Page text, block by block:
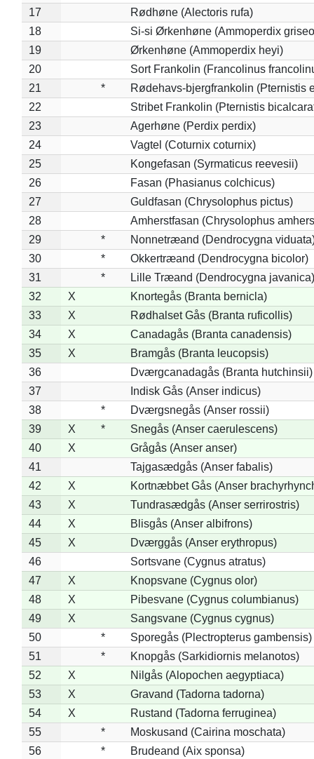
17
Rødhøne (Alectoris rufa)
18
Si-si Ørkenhøne (Ammoperdix
19
Ørkenhøne (Ammoperdix heyi)
20
Sort Frankolin (Francolinus
21
*
Rødehavs-bjergfrankolin (Pternistis
22
Stribet Frankolin (Pternistis
23
Agerhøne (Perdix perdix)
24
Vagtel (Coturnix coturnix)
25
Kongefasan (Syrmaticus reevesii)
26
Fasan (Phasianus colchicus)
27
Guldfasan (Chrysolophus pictus)
28
Amherstfasan (Chrysolophus
29
*
Nonnetræand (Dendrocygna
30
*
Okkertræand (Dendrocygna bicolor)
31
*
Lille Træand (Dendrocygna javanica)
32
X
Knortegås (Branta bernicla)
33
X
Rødhalset Gås (Branta ruficollis)
34
X
Canadagås (Branta canadensis)
35
X
Bramgås (Branta leucopsis)
36
Dværgcanadagås (Branta hutchinsii)
37
Indisk Gås (Anser indicus)
38
*
Dværgsnegås (Anser rossii)
39
X *
Snegås (Anser caerulescens)
40
X
Grågås (Anser anser)
41
Tajgasædgås (Anser fabalis)
42
X
Kortnæbbet Gås (Anser
43
X
Tundrasædgås (Anser serrirostris)
44
X
Blisgås (Anser albifrons)
45
X
Dværggås (Anser erythropus)
46
Sortsvane (Cygnus atratus)
47
X
Knopsvane (Cygnus olor)
48
X
Pibesvane (Cygnus columbianus)
49
X
Sangsvane (Cygnus cygnus)
50
*
Sporegås (Plectropterus gambensis)
51
*
Knopgås (Sarkidiornis melanotos)
52
X
Nilgås (Alopochen aegyptiaca)
53
X
Gravand (Tadorna tadorna)
54
X
Rustand (Tadorna ferruginea)
55
*
Moskusand (Cairina moschata)
56
*
Brudeand (Aix sponsa)